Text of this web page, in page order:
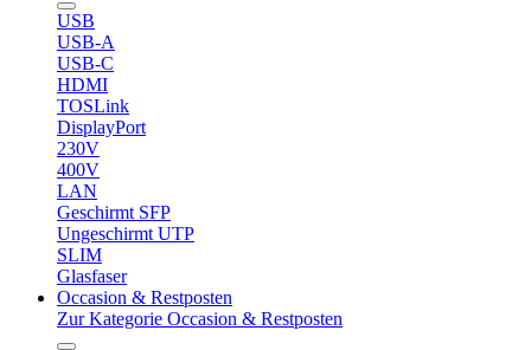
USB
USB-A
USB-C
HDMI
TOSLink
DisplayPort
230V
400V
LAN
Geschirmt SFP
Ungeschirmt UTP
SLIM
Glasfaser
Occasion & Restposten
Zur Kategorie Occasion & Restposten